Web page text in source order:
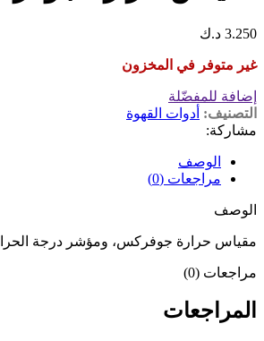
3.250 د.ك
غير متوفر في المخزون
إضافة للمفضّلة
التصنيف: أدوات القهوة
مشاركة:
الوصف
مراجعات (0)
الوصف
مقياس حرارة جوفركس، ومؤشر درجة
مراجعات (0)
المراجعات